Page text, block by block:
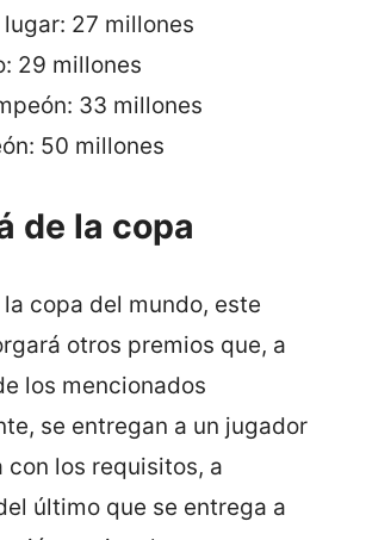
27 millones
29 millones
33 millones
50 millones
de la copa
copa del mundo, este
otros premios que, a
los mencionados
se entregan a un jugador
con los requisitos, a
último que se entrega a